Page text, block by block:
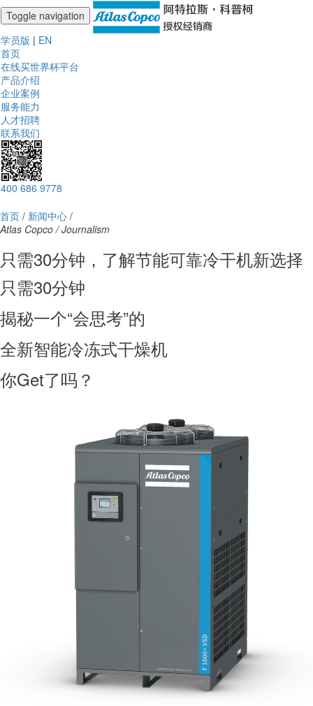
Toggle navigation
学员版 | EN
首页
在线买世界杯平台
产品介绍
企业案例
服务能力
人才招聘
联系我们
400 686 9778
首页 / 新闻中心 /
Atlas Copco / Journalism
只需30分钟，了解节能可靠冷干机新选择
只需30分钟
揭秘一个“会思考”的
全新智能冷冻式干燥机
你Get了吗？